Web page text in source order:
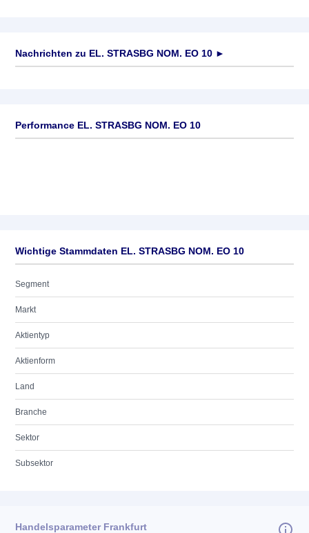
Nachrichten zu EL. STRASBG NOM. EO 10 ►
Performance EL. STRASBG NOM. EO 10
Wichtige Stammdaten EL. STRASBG NOM. EO 10
Segment
Markt
Aktientyp
Aktienform
Land
Branche
Sektor
Subsektor
Handelsparameter Frankfurt